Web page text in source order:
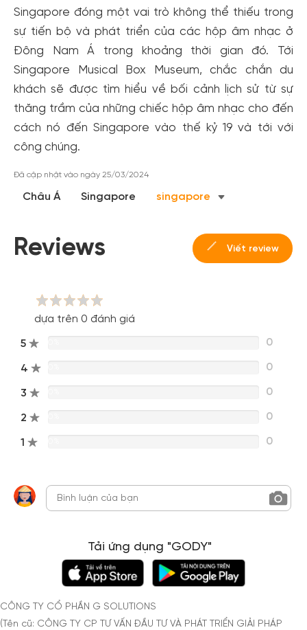
Singapore đóng một vai trò không thể thiếu trong
sự tiến bộ và phát triển của các hộp âm nhạc ở
Đông Nam Á trong khoảng thời gian đó. Tới
Singapore Musical Box Museum, chắc chắn du
khách sẽ được tìm hiểu về bối cảnh lịch sử từ sự
thăng trầm của những chiếc hộp âm nhạc cho đến
cách nó đến Singapore vào thế kỷ 19 và tới với
công chúng.
Đã cập nhật vào ngày 25/03/2024
Châu Á Singapore singapore
Reviews Viết review
dựa trên 0 đánh giá
5 0
4 0
3 0
2 0
1 0
Tải ứng dụng "GODY"
CÔNG TY CỔ PHẦN G SOLUTIONS
(Tên cũ: CÔNG TY CP TƯ VẤN ĐẦU TƯ VÀ PHÁT TRIỂN GIẢI PHÁP